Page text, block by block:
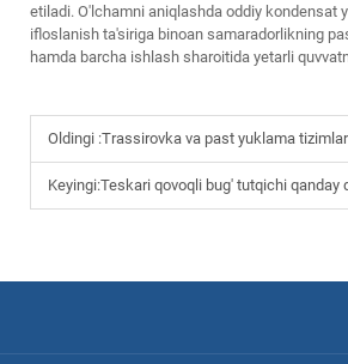
etiladi. O'lchamni aniqlashda oddiy kondensat
ifloslanish ta'siriga binoan samaradorlikning
hamda barcha ishlash sharoitida yetarli
Oldingi :Trassirovka va past yuklama tizimlari uchun nima uchun
Keyingi:Teskari qovoqli bug' tutqichi qanday qilib bug'ni